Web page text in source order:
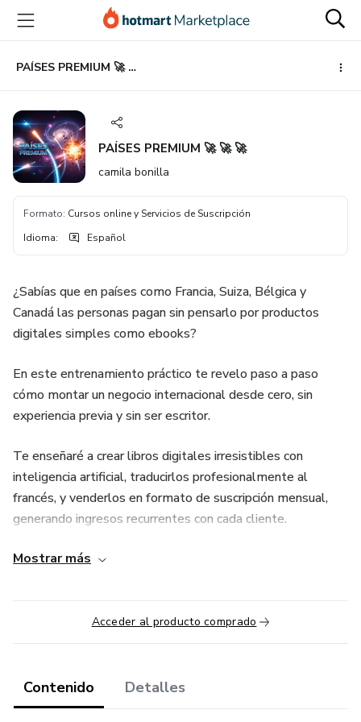
principal
página
de
página
PAÍSES PREMIUM 🚀 🚀 🚀
PAÍSES PREMIUM 🚀 🚀 🚀
camila bonilla
Formato: Cursos online y Servicios de Suscripción
Idioma: Español
¿Sabías que en países como Francia, Suiza, Bélgica y
Canadá las personas pagan sin pensarlo por productos
digitales simples como ebooks?
En este entrenamiento práctico te revelo paso a paso
cómo montar un negocio internacional desde cero, sin
experiencia previa y sin ser escritor.
Te enseñaré a crear libros digitales irresistibles con
inteligencia artificial, traducirlos profesionalmente al
francés, y venderlos en formato de suscripción mensual,
generando ingresos recurrentes con cada cliente.
💥 Sin invertir en productos físicos, sin salir de casa y sin
Este modelo está diseñado para que vendas libros útiles,
bonitos y listos para descargar en mercados con alto poder
Yo misma lo estoy aplicando en este momento, y ahora tú
Mostrar más
Acceder al producto comprado
Contenido Detalles